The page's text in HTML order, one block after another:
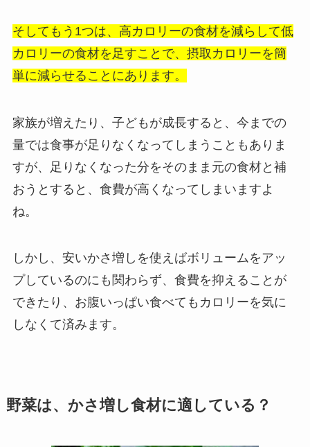
そしてもう1つは、高カロリーの食材を減らして低
カロリーの食材を足すことで、摂取カロリーを簡
単に減らせることにあります。
家族が増えたり、子どもが成長すると、今までの
量では食事が足りなくなってしまうこともありま
すが、足りなくなった分をそのまま元の食材と補
おうとすると、食費が高くなってしまいますよ
ね。
しかし、安いかさ増しを使えばボリュームをアッ
プしているのにも関わらず、食費を抑えることが
できたり、お腹いっぱい食べてもカロリーを気に
しなくて済みます。
野菜は、かさ増し食材に適している？